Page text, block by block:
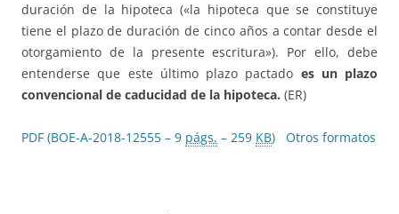
duración de la hipoteca («la hipoteca que se constituye
tiene el plazo de duración de cinco años a contar desde el
otorgamiento de la presente escritura»). Por ello, debe
entenderse que este último plazo pactado es un plazo
convencional de caducidad de la hipoteca. (ER)
PDF (BOE-A-2018-12555 – 9 págs. – 259 KB) Otros formatos